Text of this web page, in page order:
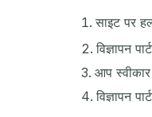
साइट पर
विज्ञापन
आप
विज्ञापन